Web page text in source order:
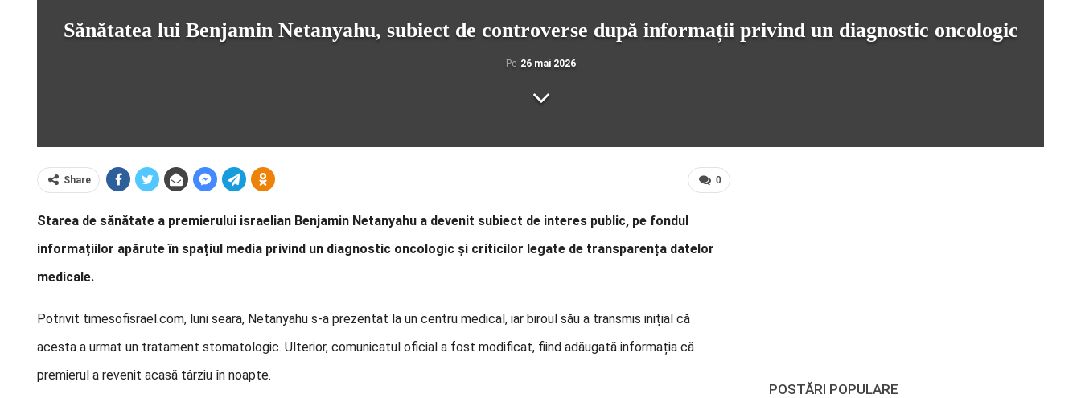
Sănătatea lui Benjamin Netanyahu, subiect de controverse după informații privind un diagnostic oncologic
Pe 26 mai 2026
0
Share
Starea de sănătate a premierului israelian Benjamin Netanyahu a devenit subiect de interes public, pe fondul
informațiilor apărute în spațiul media privind un diagnostic oncologic și criticilor legate de transparența datelor
medicale.
Potrivit timesofisrael.com, luni seara, Netanyahu s-a prezentat la un centru medical, iar biroul său a transmis inițial că
acesta a urmat un tratament stomatologic. Ulterior, comunicatul oficial a fost modificat, fiind adăugată informația că
premierul a revenit acasă târziu în noapte.
POSTĂRI POPULARE